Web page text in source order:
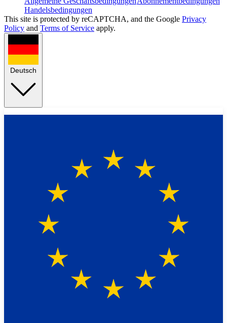
Handelsbedingungen
This site is protected by reCAPTCHA, and the Google Privacy
Policy and Terms of Service apply.
Deutsch